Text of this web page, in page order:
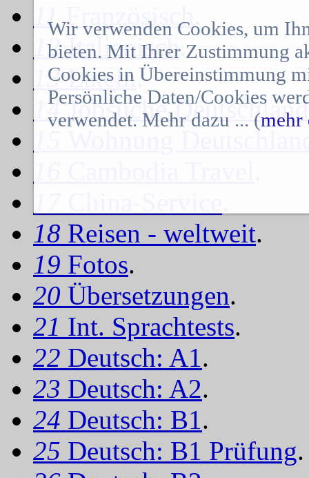
11Französisch
12Italienisch.
13Latein.
14Jobsuche Deutschland
Wohnung
18 Reisen - weltweit.
19 Fotos.
20 Übersetzungen.
21 Int. Sprachtests.
22 Deutsch: A1.
23 Deutsch: A2.
24 Deutsch: B1.
25 Deutsch: B1 Prüfung.
Wir verwenden Cookies, um
bieten. Mit Ihrer Zustimmung
Cookies in Übereinstimmung
Persönliche Daten/Cookies
verwendet. Mehr dazu ... (mehr